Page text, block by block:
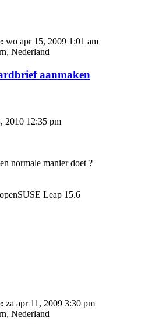
wo apr 15, 2009 1:01 am
Nederland
aanmaken
2010 12:35 pm
normale manier doet ?
Leap 15.6
za apr 11, 2009 3:30 pm
Nederland